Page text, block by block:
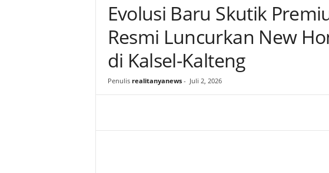
Evolusi Baru Skutik
Resmi Luncurkan New
di Kalsel-Kalteng
Penulis realitanyanews- Juli 2, 2026